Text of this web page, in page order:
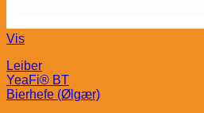
Vis
Leiber
YeaFi® BT
Bierhefe (Ølgær)